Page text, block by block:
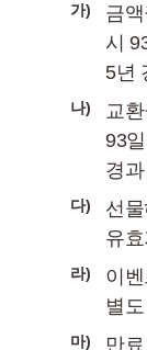
가)
금
시
5년
나)
교
93
경
다)
선
유
라)
이
별
마)
만